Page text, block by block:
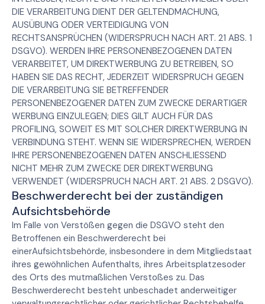
DIE VERARBEITUNG DIENT DER GELTENDMACHUNG,
AUSÜBUNG ODER VERTEIDIGUNG VON
RECHTSANSPRÜCHEN (WIDERSPRUCH NACH ART. 21 ABS. 1
DSGVO). WERDEN IHRE PERSONENBEZOGENEN DATEN
VERARBEITET, UM DIREKTWERBUNG ZU BETREIBEN, SO
HABEN SIE DAS RECHT, JEDERZEIT WIDERSPRUCH GEGEN
DIE VERARBEITUNG SIE BETREFFENDER
PERSONENBEZOGENER DATEN ZUM ZWECKE DERARTIGER
WERBUNG EINZULEGEN; DIES GILT AUCH FÜR DAS
PROFILING, SOWEIT ES MIT SOLCHER DIREKTWERBUNG IN
VERBINDUNG STEHT. WENN SIE WIDERSPRECHEN, WERDEN
IHRE PERSONENBEZOGENEN DATEN ANSCHLIESSEND
NICHT MEHR ZUM ZWECKE DER DIREKTWERBUNG
VERWENDET (WIDERSPRUCH NACH ART. 21 ABS. 2 DSGVO).
Beschwerderecht bei der zuständigen
Aufsichtsbehörde
Im Falle von Verstößen gegen die DSGVO steht den
Betroffenen ein Beschwerderecht bei
einerAufsichtsbehörde, insbesondere in dem Mitgliedstaat
ihres gewöhnlichen Aufenthalts, ihres Arbeitsplatzesoder
des Orts des mutmaßlichen Verstoßes zu. Das
Beschwerderecht besteht unbeschadet anderweitiger